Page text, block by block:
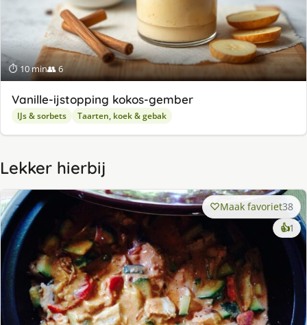
⏱ 10 min👥 6
Va­nil­le-ijstop­ping ko­kos-gem­ber
IJs & sorbets Taarten, koek & gebak
Lekker hierbij
Maak favoriet38
👍1